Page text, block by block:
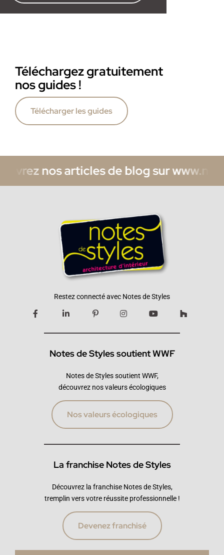
Téléchargez gratuitement
nos guides !
Télécharger les guides
nos articles de blog sur
Restez connecté avec Notes de Styles
Notes de Styles soutient WWF
Notes de Styles soutient WWF,
découvrez nos valeurs écologiques
Nos valeurs écologiques
La franchise Notes de Styles
Découvrez la franchise Notes de Styles,
tremplin vers votre réussite professionnelle !
Devenez franchisé